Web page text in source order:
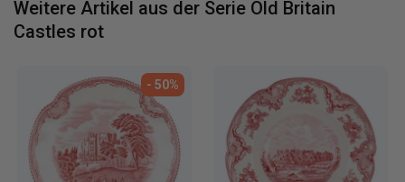
Weitere Artikel aus der Serie Old Britain
Castles rot
- 50%